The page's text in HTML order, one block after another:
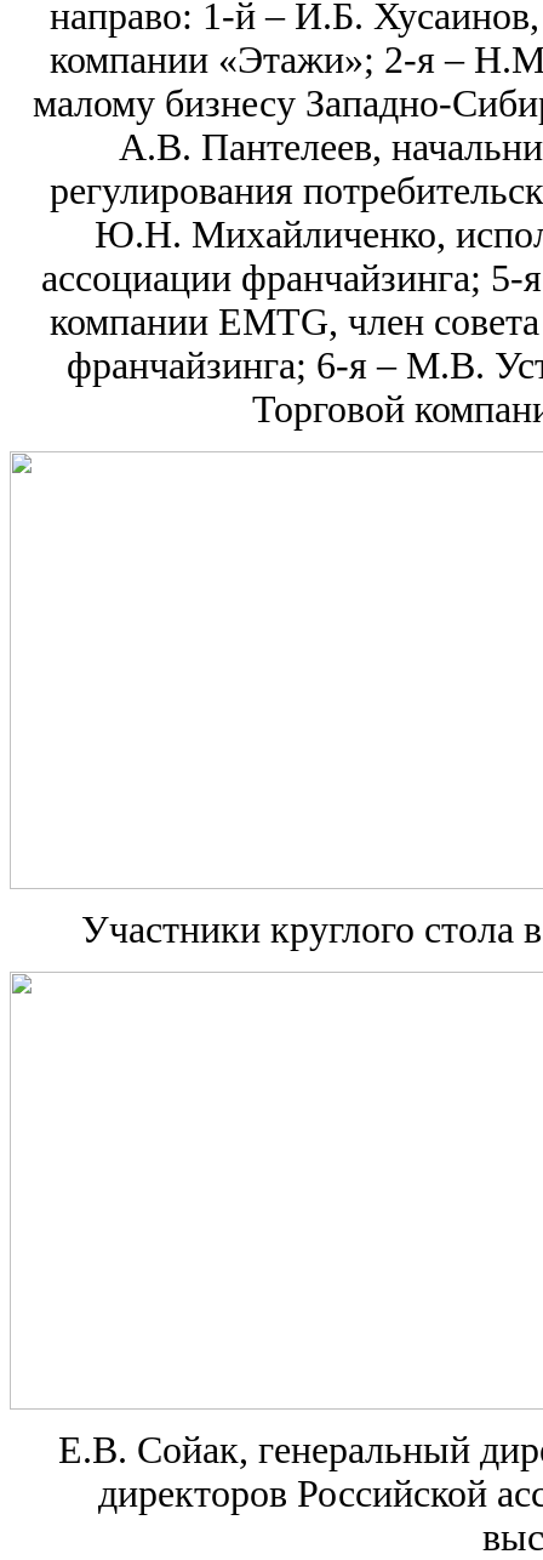
направо: 1-й – И.Б.
компании «Этажи»; 2-я –
малому бизнесу Западно-
А.В. Пантелеев,
регулирования
Ю.Н. Михайличенко,
ассоциации франчайзинга;
компании EMTG, член
франчайзинга; 6-я – М.В.
Торговой
Участники круглого
Е.В. Сойак, генеральный
директоров Российской